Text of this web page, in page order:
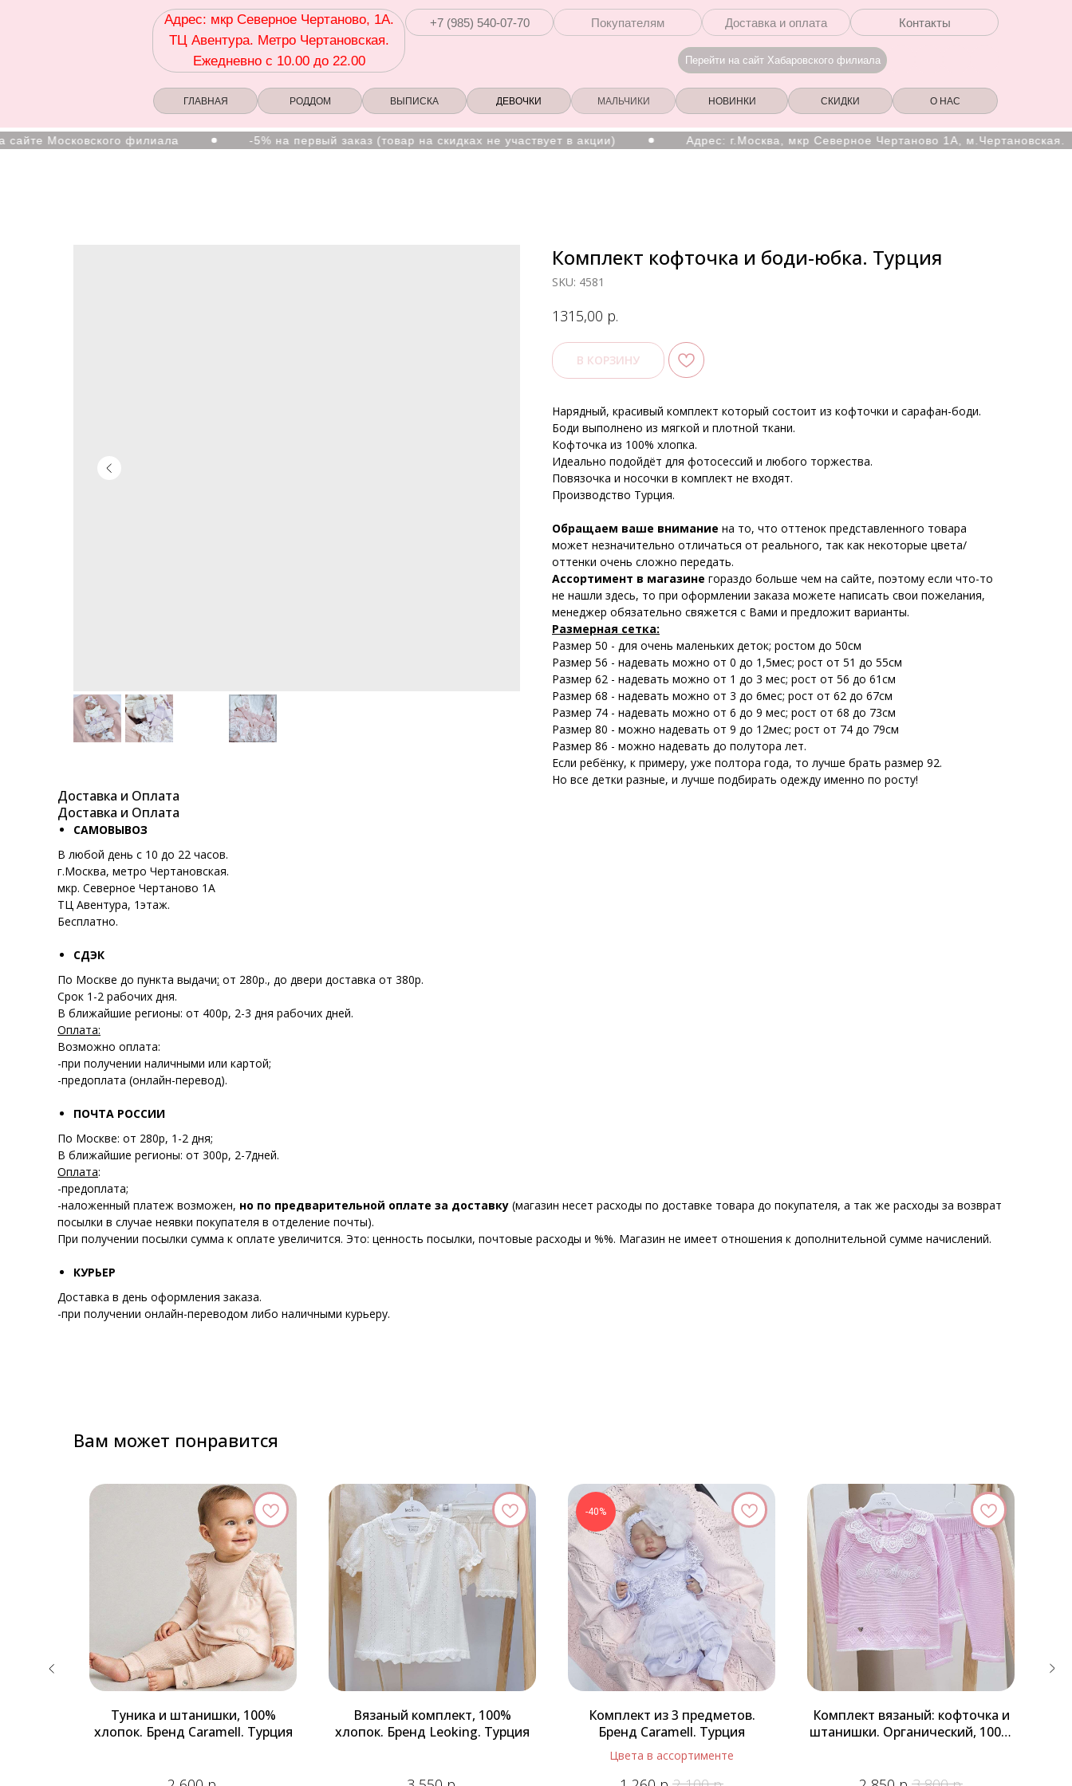
ДЕВОЧКИ МАЛЬЧИКИ СКИДКИ
Покупателям Доставка и оплата Контакты
+7 (985) 540-07-70
НОВИНКИ О НАС
Адрес: мкр Северное Чертаново, 1А.
ТЦ Авентура. Метро Чертановская.
Ежедневно с 10.00 до 22.00
ГЛАВНАЯ ВЫПИСКА
Перейти на сайт Хабаровского филиала
РОДДОМ
филиала -5% на первый заказ (товар на скидках не участвует в акции) Адрес: г.Москва, мкр Северное Чертаново 1А, м.Чертановская.
Комплект кофточка и боди-юбка. Турция
SKU: 4581
1315,00 р.
В КОРЗИНУ
Нарядный, красивый комплект который состоит из кофточки и сарафан-боди.
Боди выполнено из мягкой и плотной ткани.
Кофточка из 100% хлопка.
Идеально подойдёт для фотосессий и любого торжества.
Повязочка и носочки в комплект не входят.
Производство Турция.
Обращаем ваше внимание на то, что оттенок представленного товара
может незначительно отличаться от реального, так как некоторые цвета/
оттенки очень сложно передать.
Ассортимент в магазине гораздо больше чем на сайте, поэтому если что-то
не нашли здесь, то при оформлении заказа можете написать свои пожелания,
менеджер обязательно свяжется с Вами и предложит варианты.
Размерная сетка:
Размер 50 - для очень маленьких деток; ростом до 50см
Размер 56 - надевать можно от 0 до 1,5мес; рост от 51 до 55см
Размер 62 - надевать можно от 1 до 3 мес; рост от 56 до 61см
Размер 68 - надевать можно от 3 до 6мес; рост от 62 до 67см
Размер 74 - надевать можно от 6 до 9 мес; рост от 68 до 73см
Размер 80 - можно надевать от 9 до 12мес; рост от 74 до 79см
Размер 86 - можно надевать до полутора лет.
Если ребёнку, к примеру, уже полтора года, то лучше брать размер 92.
Но все детки разные, и лучше подбирать одежду именно по росту!
Доставка и Оплата
Доставка и Оплата
САМОВЫВОЗ
В любой день с 10 до 22 часов.
г.Москва, метро Чертановская.
мкр. Северное Чертаново 1А
ТЦ Авентура, 1этаж.
Бесплатно.
СДЭК
По Москве до пункта выдачи: от 280р., до двери доставка от 380р.
Срок 1-2 рабочих дня.
В ближайшие регионы: от 400р, 2-3 дня рабочих дней.
Оплата:
Возможно оплата:
-при получении наличными или картой;
-предоплата (онлайн-перевод).
ПОЧТА РОССИИ
По Москве: от 280р, 1-2 дня;
В ближайшие регионы: от 300р, 2-7дней.
Оплата:
-предоплата;
-наложенный платеж возможен, но по предварительной оплате за доставку (магазин несет расходы по доставке товара до покупателя, а так же расходы за возврат
посылки в случае неявки покупателя в отделение почты).
При получении посылки сумма к оплате увеличится. Это: ценность посылки, почтовые расходы и %%. Магазин не имеет отношения к дополнительной сумме начислений.
КУРЬЕР
Доставка в день оформления заказа.
-при получении онлайн-переводом либо наличными курьеру.
Вам может понравится
Туника и штанишки, 100%
хлопок. Бренд Caramell. Турция
Вязаный комплект, 100%
хлопок. Бренд Leoking. Турция
-40%
Комплект из 3 предметов.
Бренд Caramell. Турция
Цвета в ассортименте
Комплект вязаный: кофточка и
штанишки. Органический, 100%